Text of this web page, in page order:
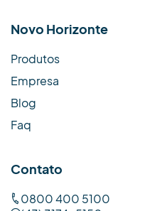
Novo Horizonte
Produtos
Empresa
Blog
Faq
Contato
0800 400 5100